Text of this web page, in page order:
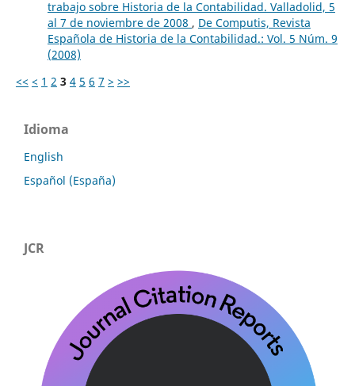
trabajo sobre Historia de la Contabilidad. Valladolid, 5
al 7 de noviembre de 2008 , De Computis, Revista
Española de Historia de la Contabilidad.: Vol. 5 Núm. 9
(2008)
<< < 1 2 3 4 5 6 7 > >>
Idioma
English
Español (España)
JCR